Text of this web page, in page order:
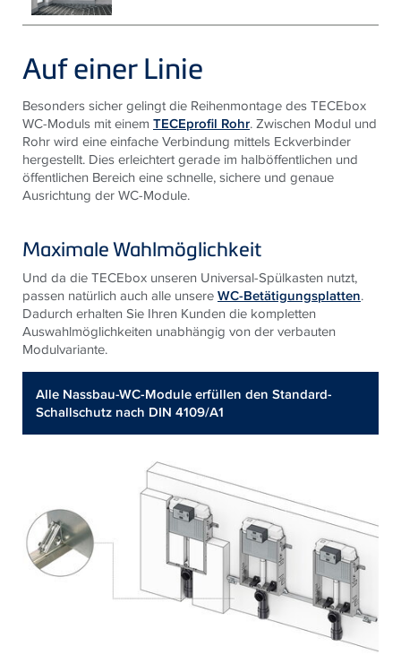
Auf einer Linie
Besonders sicher gelingt die Reihenmontage des TECEbox
WC-Moduls mit einem TECEprofil Rohr. Zwischen Modul und
Rohr wird eine einfache Verbindung mittels Eckverbinder
hergestellt. Dies erleichtert gerade im halböffentlichen und
öffentlichen Bereich eine schnelle, sichere und genaue
Ausrichtung der WC-Module.
Maximale Wahlmöglichkeit
Und da die TECEbox unseren Universal-Spülkasten nutzt,
passen natürlich auch alle unsereWC-Betätigungsplatten.
Dadurch erhalten Sie Ihren Kunden die kompletten
Auswahlmöglichkeiten unabhängig von der verbauten
Modulvariante.
Alle Nassbau-WC-Module erfüllen den Standard-
Schallschutz nach DIN 4109/A1